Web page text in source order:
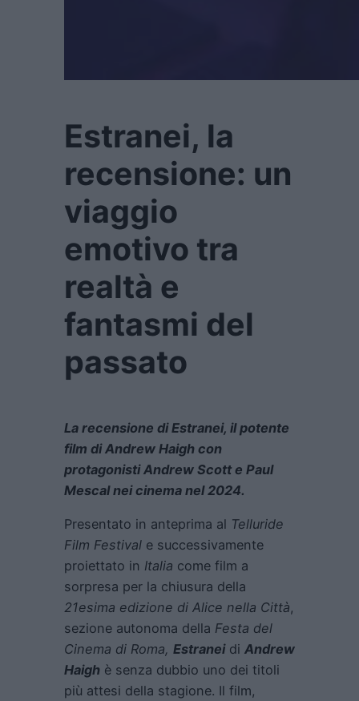
Estranei, la
recensione: un
viaggio
emotivo tra
realtà e
fantasmi del
passato
La recensione di Estranei, il potente
film di Andrew Haigh con
protagonisti Andrew Scott e Paul
Mescal nei cinema nel 2024.
Presentato in anteprima al Telluride
Film Festival e successivamente
proiettato in Italia come film a
sorpresa per la chiusura della
21esima edizione di Alice nella Città,
sezione autonoma della Festa del
Cinema di Roma, Estraneidi Andrew
Haigh è senza dubbio uno dei titoli
più attesi della stagione. Il film,